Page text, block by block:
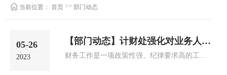
当前位置： 首页 >> 部门动态
05-26
2023
【部门动态】计财处强化对业务人员的培训工作